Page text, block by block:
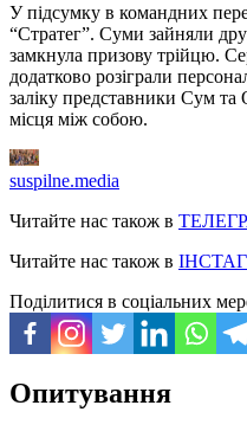
У підсумку в командних
“Стратег”. Суми зайняли
замкнула призову трійцю.
додатково розіграли
заліку представники Сум
місця між собою.
suspilne.media
Читайте нас також в
Читайте нас також в
Поділитися в соціальних
Опитування